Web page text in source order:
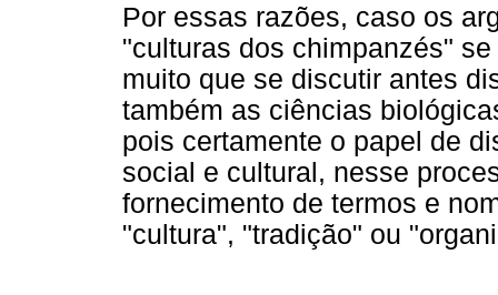
Por essas razões, caso os
"culturas dos chimpanzés"
muito que se discutir antes
também as ciências
pois certamente o papel de
social e cultural, nesse
fornecimento de termos e
"cultura", "tradição" ou